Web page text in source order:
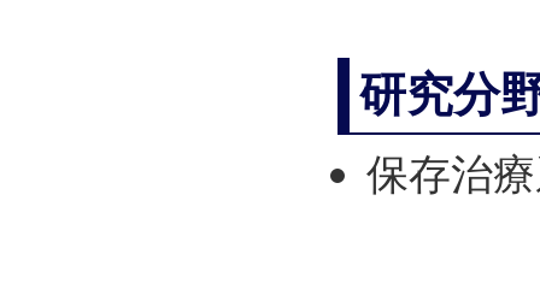
研究分
保存治